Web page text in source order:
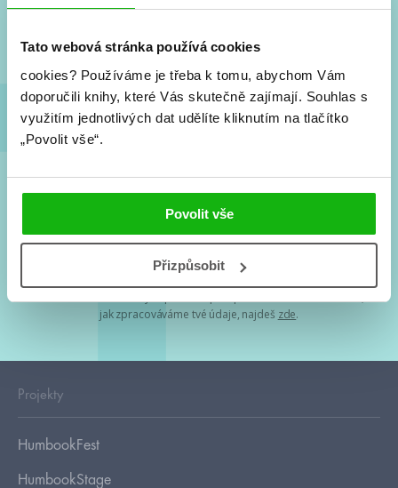
Tato webová stránka používá cookies
cookies? Používáme je třeba k tomu, abychom Vám
doporučili knihy, které Vás skutečně zajímají. Souhlas s
využitím jednotlivých dat udělíte kliknutím na tlačítko
„Povolit vše“.
Povolit vše
Přizpůsobit
a seriálové adaptace a další.
Souhlasím spodmínkami zpracování osobních údajů
Tvá e-mailová adresa je u nás v bezpečí. Přečti si
jak zpracováváme tvé údaje, najdeš zde.
Projekty
HumbookFest
HumbookStage